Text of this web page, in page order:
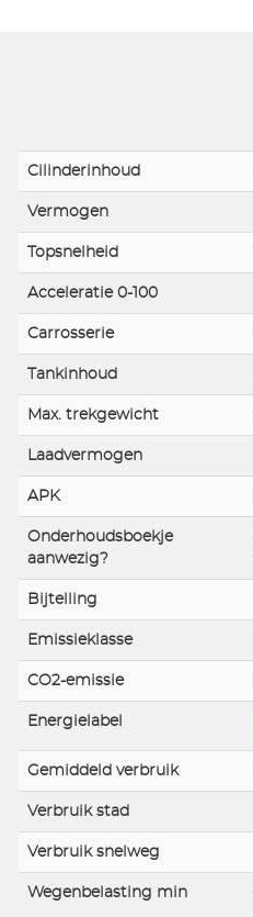
Cilinderinhoud
Vermogen
Topsnelheid
Acceleratie 0-100
Carrosserie
Tankinhoud
Max. trekgewicht
Laadvermogen
APK
Onderhoudsboekje
aanwezig?
Bijtelling
Emissieklasse
CO2-emissie
Energielabel
Gemiddeld verbruik
Verbruik stad
Verbruik snelweg
Wegenbelasting min